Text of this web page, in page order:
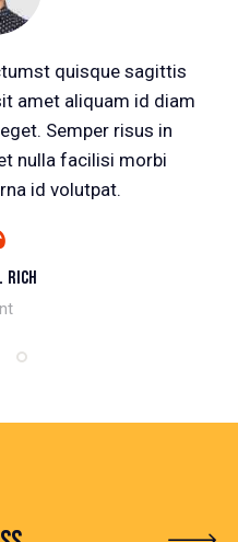
quisque sagittis
amet aliquam id diam
Semper risus in
nulla facilisi morbi
id volutpat.